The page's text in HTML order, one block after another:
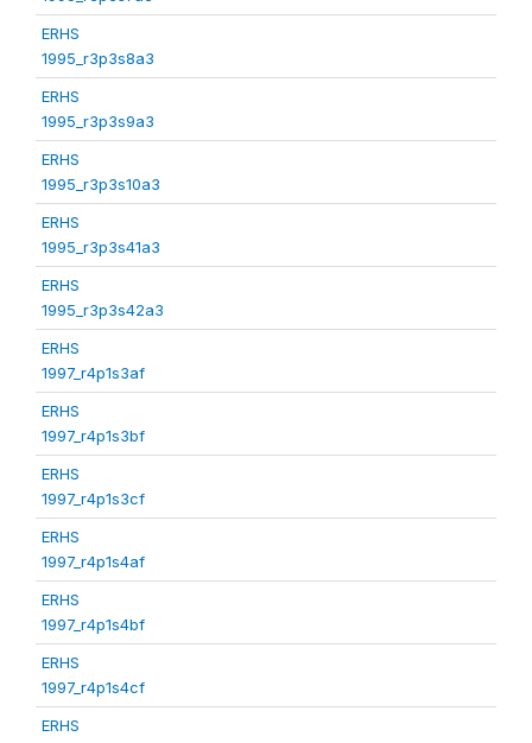
ERHS
1995_r3p3s8a3
ERHS
1995_r3p3s9a3
ERHS
1995_r3p3s10a3
ERHS
1995_r3p3s41a3
ERHS
1995_r3p3s42a3
ERHS
1997_r4p1s3af
ERHS
1997_r4p1s3bf
ERHS
1997_r4p1s3cf
ERHS
1997_r4p1s4af
ERHS
1997_r4p1s4bf
ERHS
1997_r4p1s4cf
ERHS